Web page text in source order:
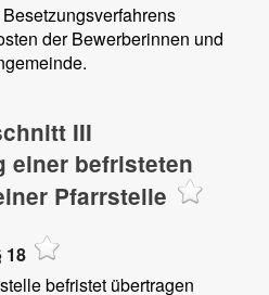
der Bewerberinnen und
III
einer befristeten
Pfarrstelle
18
befristet übertragen